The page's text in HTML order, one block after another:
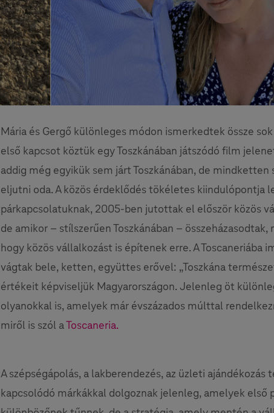
Mária és Gergő különleges módon ismerkedtek össze
első kapcsot köztük egy Toszkánában játszódó film
addig még egyikük sem járt Toszkánában, de
eljutni oda. A közös érdeklődés tökéletes kiindulópontja
párkapcsolatuknak, 2005-ben jutottak el először közös
de amikor – stílszerűen Toszkánában –
hogy közös vállalkozást is építenek erre. A Toscaneriába
vágtak bele, ketten, együttes erővel: „Toszkána
értékeit képviseljük Magyarországon. Jelenleg öt
olyanokkal is, amelyek már évszázados múlttal
miről is szól aToscaneria.
A szépségápolás, a lakberendezés, az üzleti ajándékozás
kapcsolódó márkákkal dolgoznak jelenleg, amelyek első